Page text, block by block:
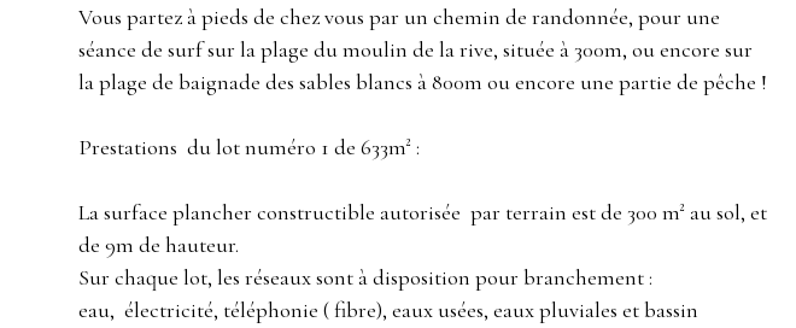
Vous partez à pieds de chez vous par un chemin de randonnée, pour une
séance de surf sur la plage du moulin de la rive, située à 300m, ou encore sur
la plage de baignade des sables blancs à 800m ou encore une partie de pêche !
Prestations du lot numéro 1 de 633m² :
La surface plancher constructible autorisée par terrain est de 300 m² au sol, et
de 9m de hauteur.
Sur chaque lot, les réseaux sont à disposition pour branchement :
eau, électricité, téléphonie ( fibre), eaux usées, eaux pluviales et bassin